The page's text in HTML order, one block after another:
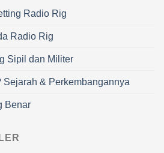
Radio Rig
Radio Rig
Sipil dan Militer
& Perkembangannya
Benar